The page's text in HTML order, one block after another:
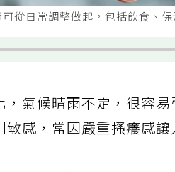
從日常調整做起，包括飲食、
，氣候晴雨不定，很容
感，常因嚴重搔癢感